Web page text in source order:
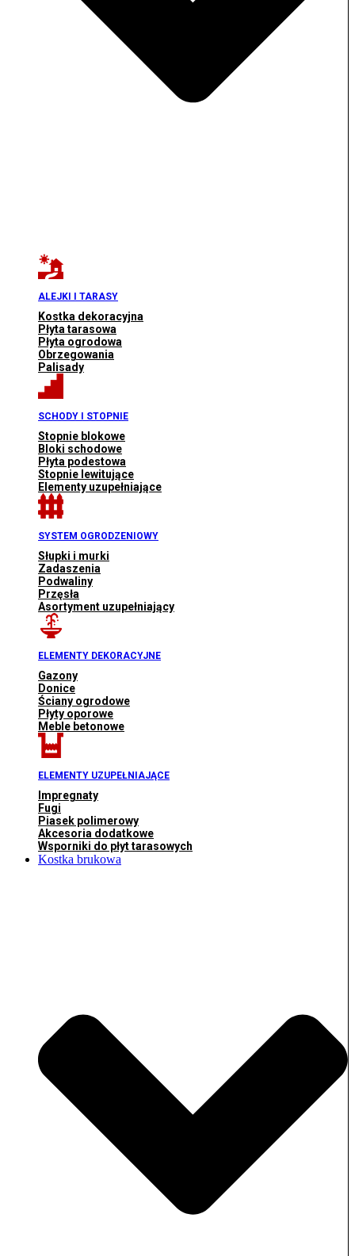
ALEJKI I TARASY
Kostka dekoracyjna
Płyta tarasowa
Płyta ogrodowa
Obrzegowania
Palisady
SCHODY I STOPNIE
Stopnie blokowe
Bloki schodowe
Płyta podestowa
Stopnie lewitujące
Elementy uzupełniające
SYSTEM OGRODZENIOWY
Słupki i murki
Zadaszenia
Podwaliny
Przęsła
Asortyment uzupełniający
ELEMENTY DEKORACYJNE
Gazony
Donice
Ściany ogrodowe
Płyty oporowe
Meble betonowe
ELEMENTY UZUPEŁNIAJĄCE
Impregnaty
Fugi
Piasek polimerowy
Akcesoria dodatkowe
Wsporniki do płyt tarasowych
Kostka brukowa